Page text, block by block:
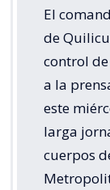
El
de
control
a la
este
larga
cuerpos